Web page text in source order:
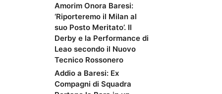
Amorim Onora Baresi:
‘Riporteremo il Milan al
suo Posto Meritato’. Il
Derby e la Performance di
Leao secondo il Nuovo
Tecnico Rossonero
Addio a Baresi: Ex
Compagni di Squadra